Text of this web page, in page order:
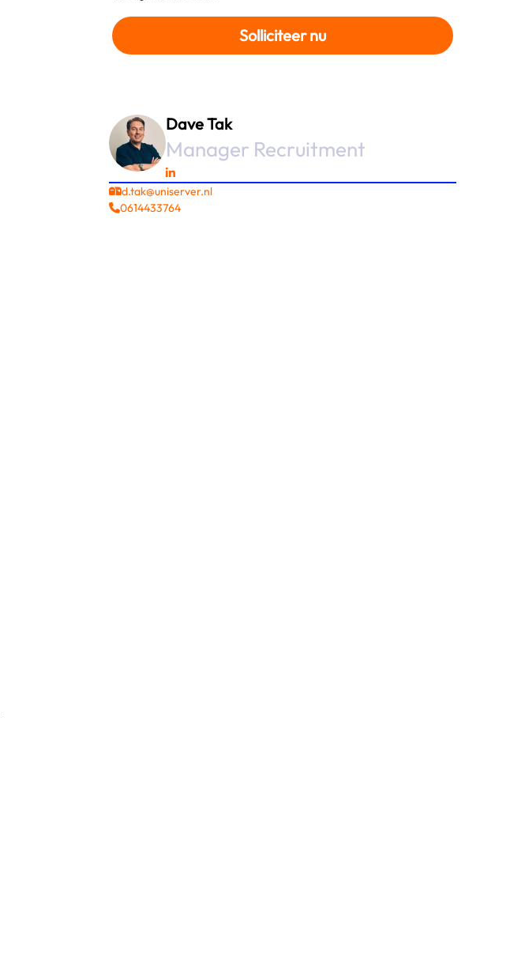
Solliciteer nu
Dave Tak
Manager Recruitment
d.tak@uniserver.nl
0614433764